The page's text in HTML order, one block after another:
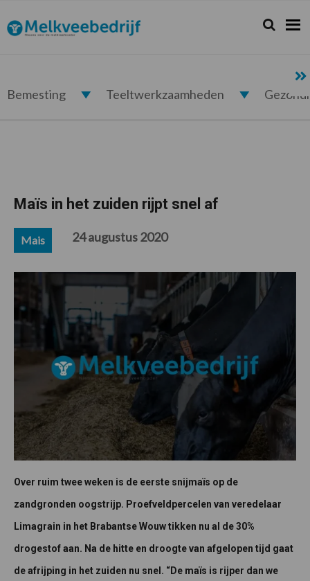
de
hoofdnavigatie
de
hoofd
de
eerste
de
voettekst
Melkveebedrijf.nl Zoeken...
Zoek
Bemesting Teeltwerkzaamheden
Maïs in het zuiden rijpt snel af
Mais 24 augustus 2020
Over ruim twee weken is de eerste snijmaïs op de
zandgronden oogstrijp. Proefveldpercelen van veredelaar
Limagrain in het Brabantse Wouw tikken nu al de 30%
drogestof aan. Na de hitte en droogte van afgelopen tijd gaat
de afrijping in het zuiden nu snel. “De maïs is rijper dan we